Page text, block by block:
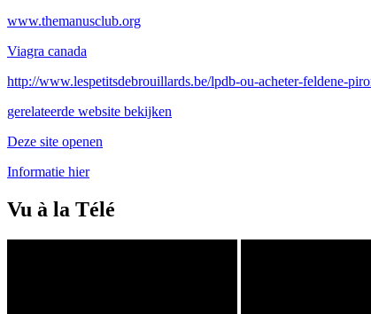
www.themanusclub.org
Viagra canada
http://www.lespetitsdebrouillards.be/lpdb-ou-acheter-feldene-
gerelateerde website bekijken
Deze site openen
Informatie hier
Vu à la Télé